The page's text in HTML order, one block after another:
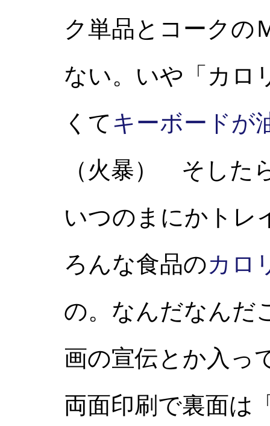
ク単品とコークの
ない。いや「カロ
くてキーボードが
（火暴） そした
いつのまにかトレ
ろんな食品のカロ
の。なんだなんだ
画の宣伝とか入
両面印刷で裏面は